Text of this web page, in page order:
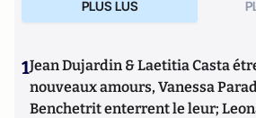
PLUS LUS
1Jean Dujardin & Laetitia Casta
nouveaux amours, Vanessa
Benchetrit enterrent le leur;